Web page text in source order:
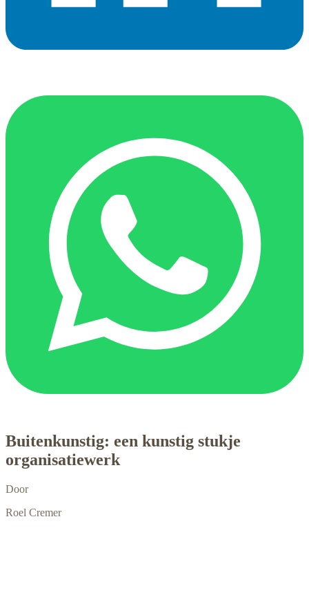
Buitenkunstig: een kunstig stukje
organisatiewerk
Door
Roel Cremer